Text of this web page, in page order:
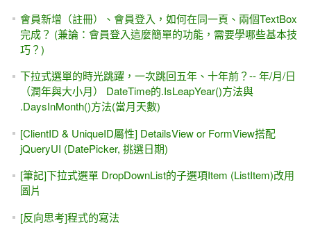
會員新增（註冊）、會員登入，如何在同一頁、兩個TextBox
完成？ (兼論：會員登入這麼簡單的功能，需要學哪些基本技
巧？)
下拉式選單的時光跳躍，一次跳回五年、十年前？-- 年/月/日
（潤年與大小月） DateTime的.IsLeapYear()方法與
.DaysInMonth()方法(當月天數)
[ClientID & UniqueID屬性] DetailsView or FormView搭配
jQueryUI (DatePicker, 挑選日期)
[筆記]下拉式選單 DropDownList的子選項Item (ListItem)改用
圖片
[反向思考]程式的寫法